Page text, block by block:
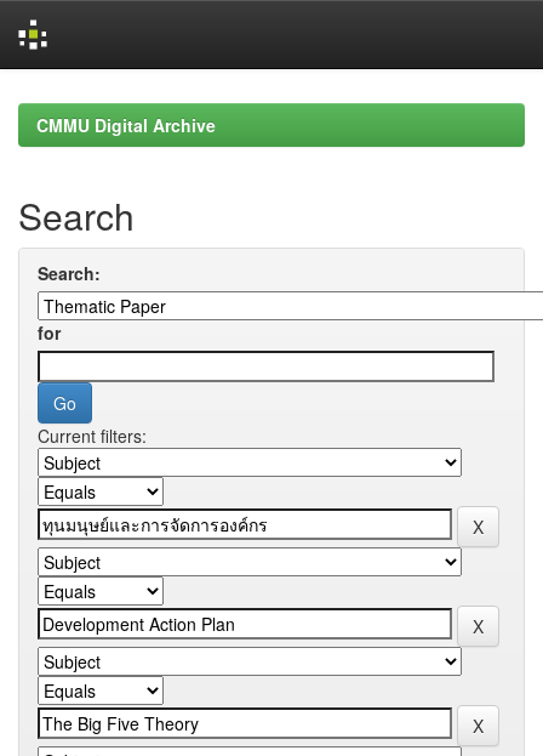
navigationCMMU Digital Archive
Search
Search:
for
Current filters: